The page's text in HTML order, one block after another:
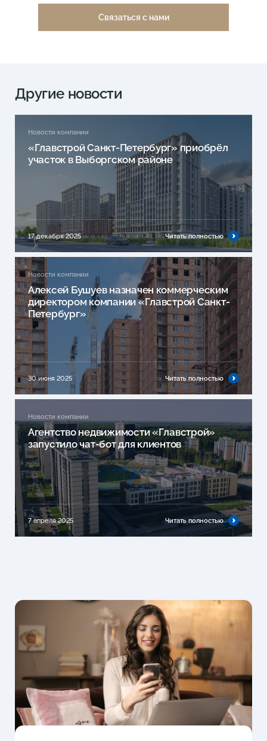
Связаться с нами
Другие новости
Новости компании
«Главстрой Санкт-Петербург» приобрёл
участок в Выборгском районе
17 декабря 2025 Читать полностью
Новости компании
Алексей Бушуев назначен коммерческим
директором компании «Главстрой Санкт-
Петербург»
30 июня 2025 Читать полностью
Новости компании
Агентство недвижимости «Главстрой»
запустило чат-бот для клиентов
7 апреля 2025 Читать полностью